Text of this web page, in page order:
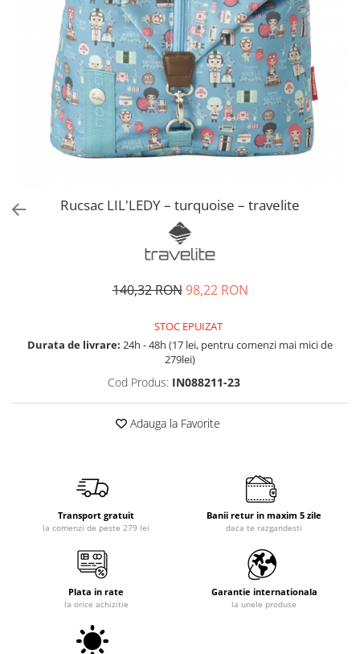
Huse troler
Business Travel
Borsete
Resigilate
Reduceri bagaje
Rucsac LIL'LEDY – turquoise – travelite
140,32 RON 98,22 RON
STOC EPUIZAT
Durata de livrare: 24h - 48h (17 lei, pentru comenzi mai mici de
279lei)
Cod Produs: IN088211-23
Adauga la Favorite
Transport gratuit
la comenzi de peste 279 lei
Banii retur in maxim 5 zile
daca te razgandesti
Plata in rate
la orice achizitie
Garantie internationala
la unele produse